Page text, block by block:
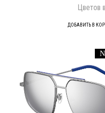
Цветов
ДОБАВИТЬ В